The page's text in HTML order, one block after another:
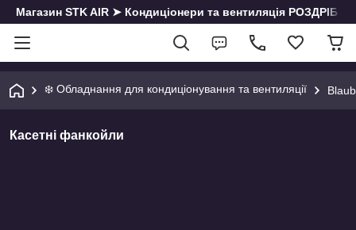
Магазин STK AIR ➤ Кондиціонери та вентиляція РОЗДРІБ
❄️ Обладнання для кондиціонування та вентиляції
Касетні фанкойли